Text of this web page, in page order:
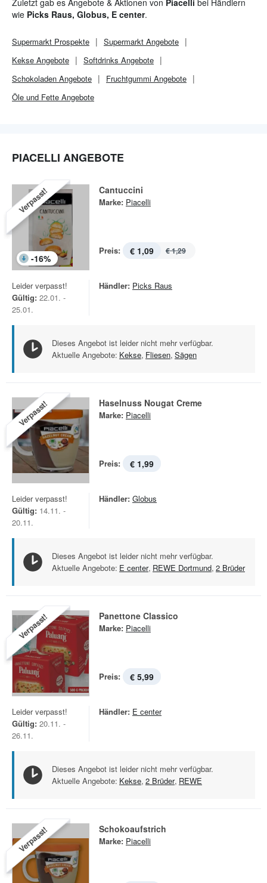
Zuletzt gab es Angebote & Aktionen von Piacelli bei Händlern
wie Picks Raus, Globus, E center.
Supermarkt Prospekte Supermarkt Angebote
Kekse Angebote
Softdrinks Angebote
Schokoladen Angebote
Fruchtgummi Angebote
Öle und Fette Angebote
PIACELLI ANGEBOTE
Verpasst!
-16%
Cantuccini
Marke: Piacelli
Preis: € 1,09 € 1,29
Leider verpasst!
Gültig: 22.01. -
25.01.
Händler: Picks Raus
Dieses Angebot ist leider nicht mehr verfügbar.
Aktuelle Angebote: Kekse, Fliesen, Sägen
Verpasst! Haselnuss Nougat Creme
Marke: Piacelli
Preis: € 1,99
Leider verpasst!
Gültig: 14.11. -
20.11.
Händler: Globus
Dieses Angebot ist leider nicht mehr verfügbar.
Aktuelle Angebote: E center, REWE Dortmund, 2 Brüder
Verpasst! Panettone Classico
Marke: Piacelli
Preis: € 5,99
Leider verpasst!
Gültig: 20.11. -
26.11.
Händler: E center
Dieses Angebot ist leider nicht mehr verfügbar.
Aktuelle Angebote: Kekse, 2 Brüder, REWE
Verpasst! Schokoaufstrich
Marke: Piacelli